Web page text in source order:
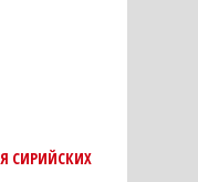
СИРИЙСКИХ